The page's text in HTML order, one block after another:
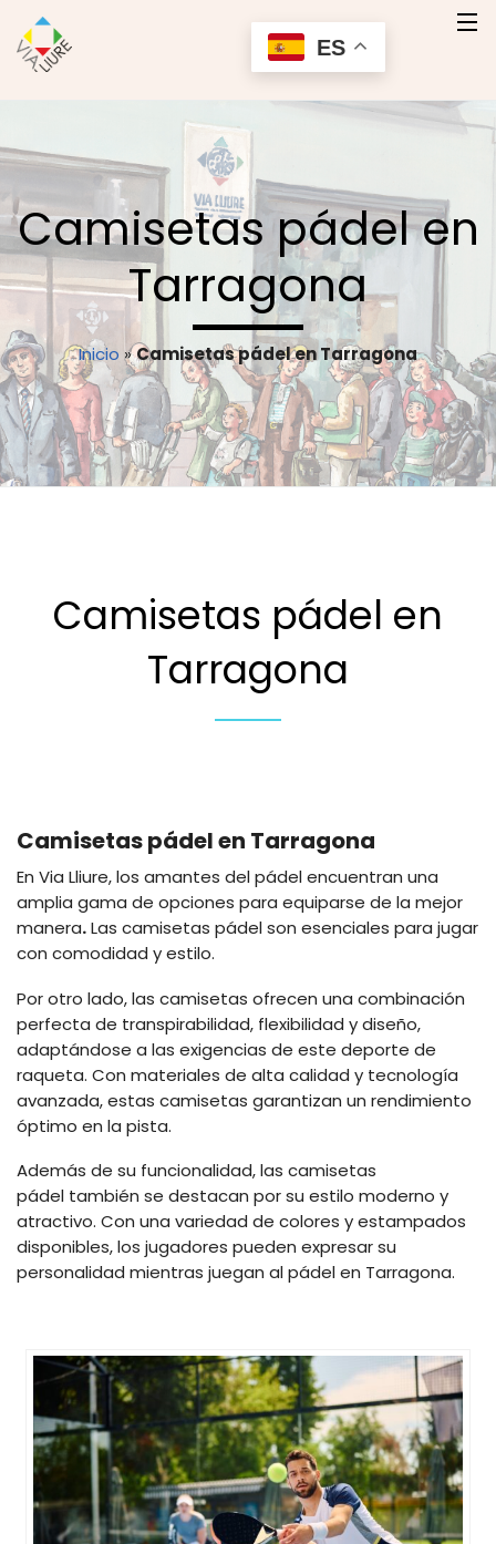
Quienes Somos
Nuestros Productos
Servicios
Contacto
Contactar
Camisetas pádel en
Tarragona
Inicio »Camisetas pádel en Tarragona
Camisetas pádel en
Tarragona
Camisetas pádel en Tarragona
En Via Lliure, los amantes del pádel encuentran una
amplia gama de opciones para equiparse de la mejor
manera.Las camisetas pádel son esenciales para jugar
con comodidad y estilo.
Por otro lado, las camisetas ofrecen una combinación
perfecta de transpirabilidad, flexibilidad y diseño,
adaptándose a las exigencias de este deporte de
raqueta. Con materiales de alta calidad y tecnología
avanzada, estas camisetas garantizan un rendimiento
óptimo en la pista.
Además de su funcionalidad, las camisetas
pádel también se destacan por su estilo moderno y
atractivo. Con una variedad de colores y estampados
disponibles, los jugadores pueden expresar su
personalidad mientras juegan al pádel en Tarragona.
ES